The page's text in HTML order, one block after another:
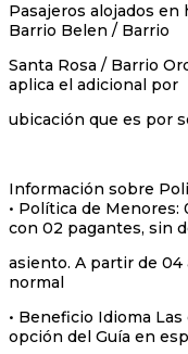
Pasajeros alojados en
Barrio Belen / Barrio
Santa Rosa / Barrio
aplica el adicional por
ubicación que es por
Información sobre
• Política de Menores:
con 02 pagantes, sin
asiento. A partir de
normal
• Beneficio Idioma
opción del Guía en